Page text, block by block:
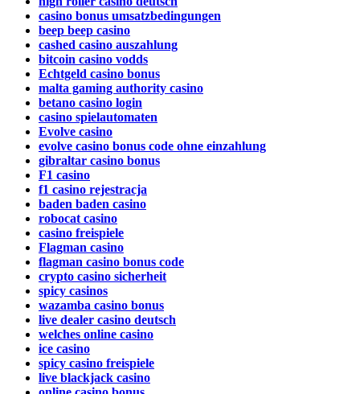
casino bonus umsatzbedingungen
beep beep casino
cashed casino auszahlung
bitcoin casino vodds
Echtgeld casino bonus
malta gaming authority casino
betano casino login
casino spielautomaten
Evolve casino
evolve casino bonus code ohne einzahlung
gibraltar casino bonus
F1 casino
f1 casino rejestracja
baden baden casino
robocat casino
casino freispiele
Flagman casino
flagman casino bonus code
crypto casino sicherheit
spicy casinos
wazamba casino bonus
live dealer casino deutsch
welches online casino
ice casino
spicy casino freispiele
live blackjack casino